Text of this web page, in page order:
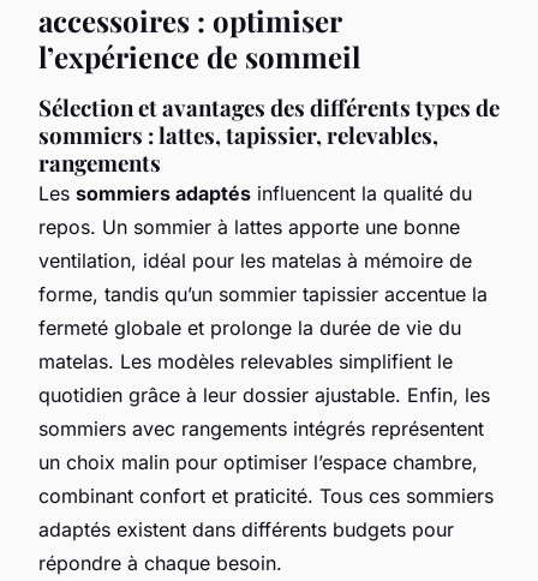
accessoires : optimiser
l’expérience de sommeil
Sélection et avantages des différents types de
sommiers : lattes, tapissier, relevables,
rangements
Les sommiers adaptés influencent la qualité du
repos. Un sommier à lattes apporte une bonne
ventilation, idéal pour les matelas à mémoire de
forme, tandis qu’un sommier tapissier accentue la
fermeté globale et prolonge la durée de vie du
matelas. Les modèles relevables simplifient le
quotidien grâce à leur dossier ajustable. Enfin, les
sommiers avec rangements intégrés représentent
un choix malin pour optimiser l’espace chambre,
combinant confort et praticité. Tous ces sommiers
adaptés existent dans différents budgets pour
répondre à chaque besoin.